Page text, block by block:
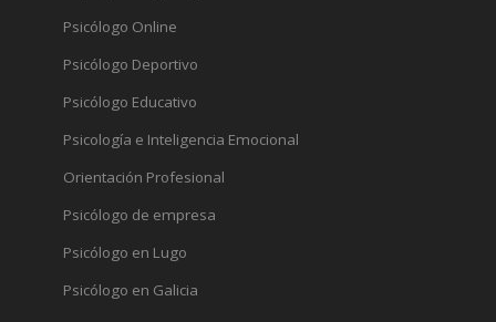
Psicólogo Online
Psicólogo Deportivo
Psicólogo Educativo
Psicología e Inteligencia Emocional
Orientación Profesional
Psicólogo de empresa
Psicólogo en Lugo
Psicólogo en Galicia